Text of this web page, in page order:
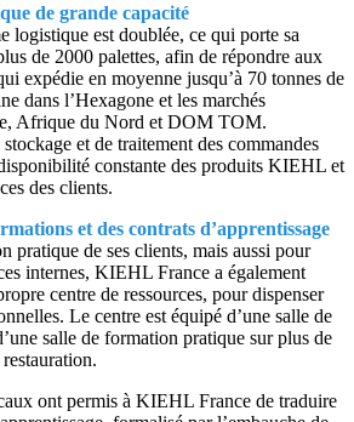
de grande capacité
logistique est doublée, ce qui porte sa
de 2000 palettes, afin de répondre aux
expédie en moyenne jusqu’à 70 tonnes de
dans l’Hexagone et les marchés
Afrique du Nord et DOM TOM.
et de traitement des commandes
constante des produits KIEHL et
des clients.
et des contrats d’apprentissage
pratique de ses clients, mais aussi pour
internes, KIEHL France a également
centre de ressources, pour dispenser
Le centre est équipé d’une salle de
salle de formation pratique sur plus de
ont permis à KIEHL France de traduire